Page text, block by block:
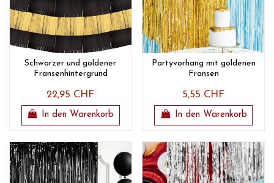
Schwarzer und goldener
Fransenhintergrund
22,95 CHF
In den Warenkorb
Partyvorhang mit goldenen
Fransen
5,55 CHF
In den Warenkorb